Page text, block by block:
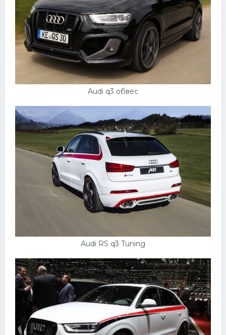
Audi q3 обвес
Audi RS q3 Tuning